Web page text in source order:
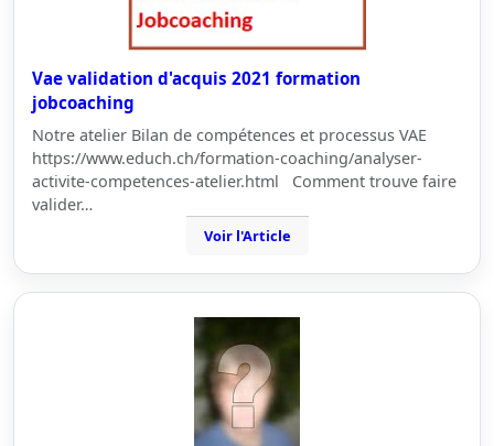
Vae validation d'acquis 2021 formation
jobcoaching
Notre atelier Bilan de compétences et processus VAE
https://www.educh.ch/formation-coaching/analyser-
activite-competences-atelier.html Comment trouve faire
valider…
Voir l'Article